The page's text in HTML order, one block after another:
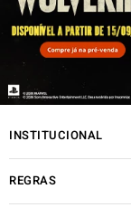
INSTITUCIONAL
REGRAS